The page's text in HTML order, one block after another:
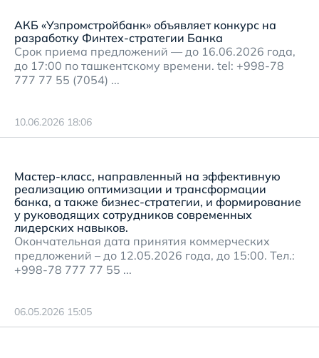
АКБ «Узпромстройбанк» объявляет конкурс на
разработку Финтех-стратегии Банка
Срок приема предложений — до 16.06.2026 года,
до 17:00 по ташкентскому времени. tel: +998-78
777 77 55 (7054) ...
10.06.2026 18:06
Мастер-класс, направленный на эффективную
реализацию оптимизации и трансформации
банка, а также бизнес-стратегии, и формирование
у руководящих сотрудников современных
лидерских навыков.
Окончательная дата принятия коммерческих
предложений – до 12.05.2026 года, до 15:00. Тел.:
+998-78 777 77 55 ...
06.05.2026 15:05